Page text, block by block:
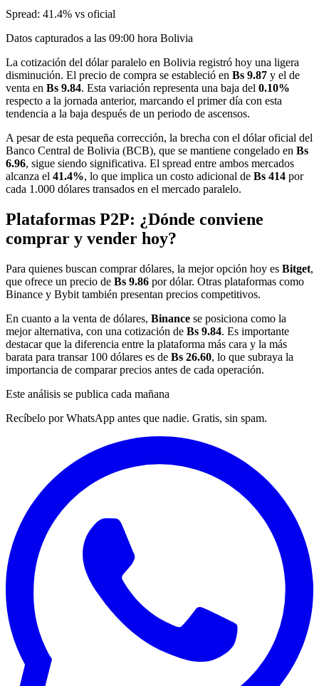
Spread: 41.4% vs oficial
Datos capturados a las 09:00 hora Bolivia
La cotización del dólar paralelo en Bolivia registró hoy una ligera
disminución. El precio de compra se estableció en Bs 9.87 y el de
venta en Bs 9.84. Esta variación representa una baja del 0.10%
respecto a la jornada anterior, marcando el primer día con esta
tendencia a la baja después de un periodo de ascensos.
A pesar de esta pequeña corrección, la brecha con el dólar oficial del
Banco Central de Bolivia (BCB), que se mantiene congelado en Bs
6.96, sigue siendo significativa. El spread entre ambos mercados
alcanza el 41.4%, lo que implica un costo adicional de Bs 414 por
cada 1.000 dólares transados en el mercado paralelo.
Plataformas P2P: ¿Dónde conviene
comprar y vender hoy?
Para quienes buscan comprar dólares, la mejor opción hoy es Bitget,
que ofrece un precio de Bs 9.86 por dólar. Otras plataformas como
Binance y Bybit también presentan precios competitivos.
En cuanto a la venta de dólares, Binance se posiciona como la
mejor alternativa, con una cotización de Bs 9.84. Es importante
destacar que la diferencia entre la plataforma más cara y la más
barata para transar 100 dólares es de Bs 26.60, lo que subraya la
importancia de comparar precios antes de cada operación.
Este análisis se publica cada mañana
Recíbelo por WhatsApp antes que nadie. Gratis, sin spam.